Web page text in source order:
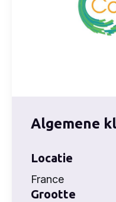
Algemene
Locatie
France
Grootte